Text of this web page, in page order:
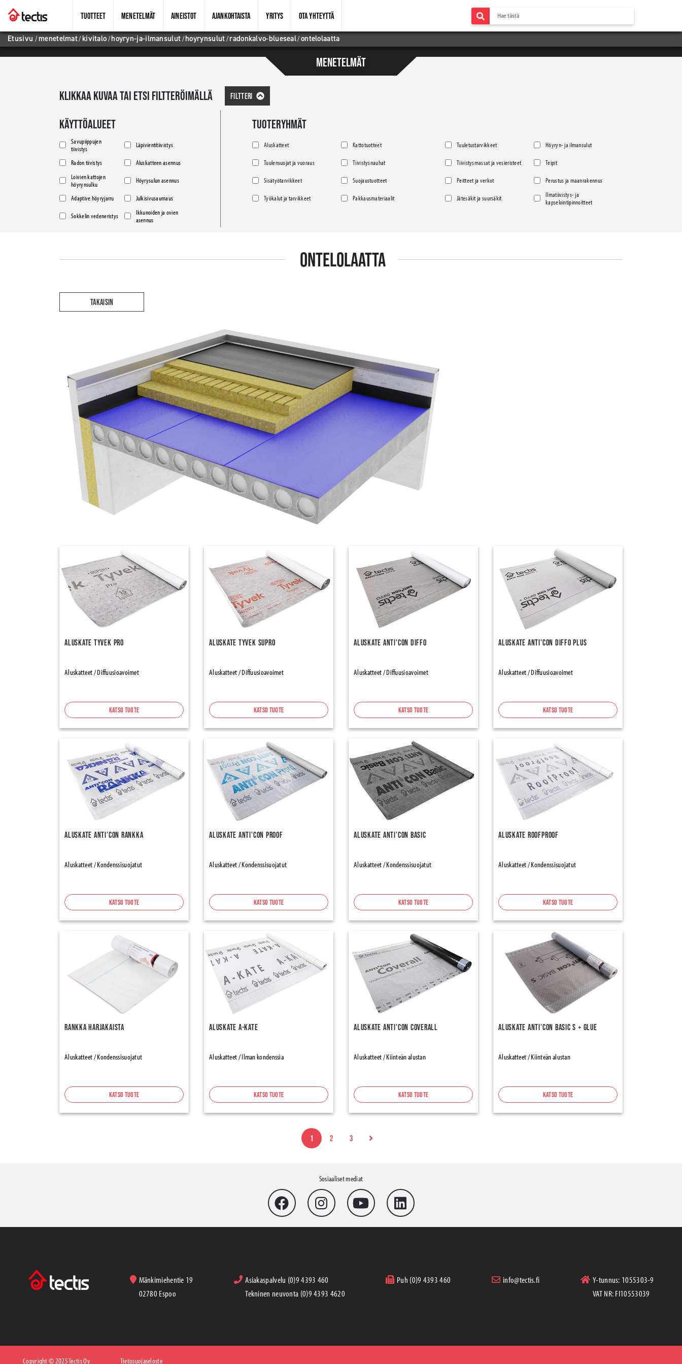
TUOTTEET MENETELMÄT AINEISTOT AJANKOHTAISTA YRITYS OTA YHTEYTTÄ
Etusivu/menetelmat/kivitalo/hoyryn-ja-ilmansulut/hoyrynsulut/radonkalvo-blueseal/ontelolaatta
MENETELMÄT
KLIKKAA KUVAA TAI ETSI FILTTERÖIMÄLLÄ FILTTERI
KÄYTTÖALUEET
Savupiippujen
tiivistys
Läpivientitiivistys
Radon tiivistys
Aluskatteen asennus
Loivien kattojen
höyrynsulku
Höyrysulun asennus
Adaptive höyryjarru Julkisivusaumaus
Sokkelin vedeneristys
Ikkunoiden ja ovien
asennus
TUOTERYHMÄT
Aluskatteet Kattotuotteet Tuuletustarvikkeet Höyryn- ja ilmansulut
Tuulensuojat ja vuoraus Tiivistysnauhat Tiivistysmassat ja vesieristeet Teipit
Sisätyötarvikkeet Suojaustuotteet Peitteet ja verkot Perustus ja maanrakennus
Työkalut ja tarvikkeet Pakkausmateriaalit Jätesäkit ja suursäkit
Ilmatiivistys- ja
kapselointipinnoitteet
ONTELOLAATTA
TAKAISIN
Aluskate Tyvek Pro
Aluskatteet / Diffuusioavoimet
Katso tuote
Aluskate Tyvek Supro
Aluskatteet / Diffuusioavoimet
Katso tuote
Aluskate Anti'con Diffo
Aluskatteet / Diffuusioavoimet
Katso tuote
Aluskate Anti'con Diffo Plus
Aluskatteet / Diffuusioavoimet
Katso tuote
Aluskate Anti'con Rankka
Aluskatteet / Kondenssisuojatut
Katso tuote
Aluskate Anti'con Proof
Aluskatteet / Kondenssisuojatut
Katso tuote
Aluskate Anti'con Basic
Aluskatteet / Kondenssisuojatut
Katso tuote
Aluskate RoofProof
Aluskatteet / Kondenssisuojatut
Katso tuote
Rankka Harjakaista
Aluskatteet / Kondenssisuojatut
Katso tuote
Aluskate A-Kate
Aluskatteet / Ilman kondenssia
Katso tuote
Aluskate Anti'con Coverall
Aluskatteet / Kiinteän alustan
Katso tuote
Aluskate Anti'con Basic S + Glue
Aluskatteet / Kiinteän alustan
Katso tuote
1 2 3
Sosiaaliset mediat
Mänkimiehentie 19
02780 Espoo
Asiakaspalvelu (0)9 4393 460
Tekninen neuvonta (0)9 4393 4620
Puh (0)9 4393 460 info@tectis.fi
Y-tunnus: 1055303-9
VAT NR: FI10553039
Copyright © 2025 Tectis Oy Tietosuojaseloste